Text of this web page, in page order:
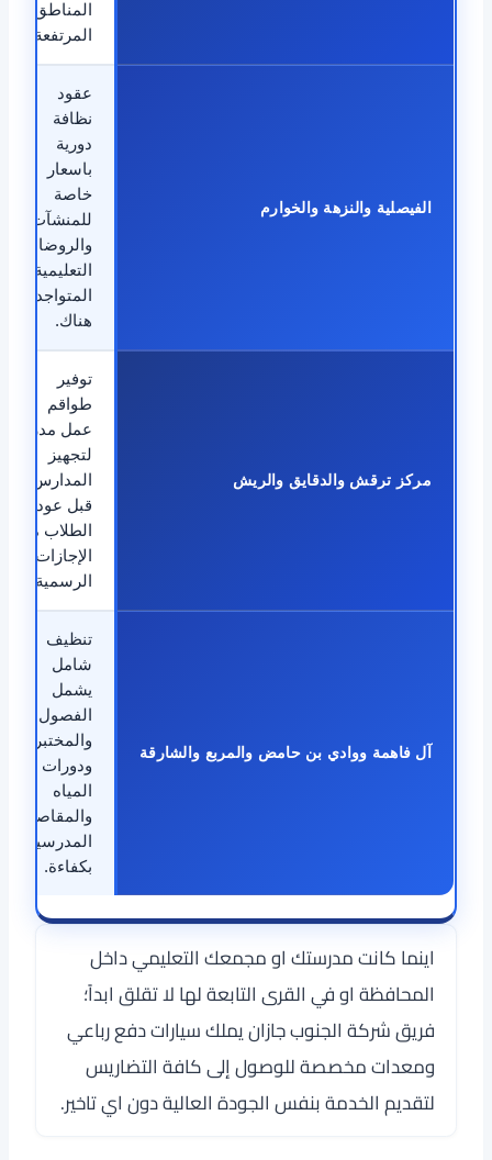
المناطق
المرتفعة.
الفيصلية والنزهة والخوارم
عقود
نظافة
دورية
باسعار
خاصة
للمنشآت
والروضات
التعليمية
المتواجدة
هناك.
مركز ترقش والدقايق والريش
توفير
طواقم
عمل مدربة
لتجهيز
المدارس
قبل عودة
الطلاب من
الإجازات
الرسمية.
آل فاهمة ووادي بن حامض والمربع والشارقة
تنظيف
شامل
يشمل
الفصول
والمختبرات
ودورات
المياه
والمقاصف
المدرسية
بكفاءة.
اينما كانت مدرستك او مجمعك التعليمي داخل
المحافظة او في القرى التابعة لها لا تقلق ابداً؛
فريق شركة الجنوب جازان يملك سيارات دفع رباعي
ومعدات مخصصة للوصول إلى كافة التضاريس
لتقديم الخدمة بنفس الجودة العالية دون اي تاخير.